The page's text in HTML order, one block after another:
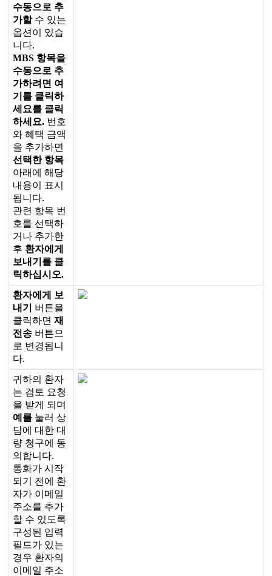
수동으로 추
가할 수 있는
옵션 이 있습
니 다.
MBS 항목을
수동으로 추
가하려 면 여
기 를 클릭하
세 요를 클릭
하세 요. 번 호
와 혜 택 금액
을 추가하면
선 택한 항목
아래 에 해 당
내 용이 표시
됩니 다.
관련 항목 번
호를 선 택하
거 나 추가한
후 환자에 게
보내 기 를 클
릭하십시 오.
환자에 게
보
내 기 버 튼을
클릭하면 재
전 송 버 튼으
로 변 경됩니
다.
귀 하의 환자
는 검 토 요청
을 받게 되 며
예 를 눌러 상
담에 대 한 대
량 청구에 동
의 합니 다.
통화가 시 작
되 기 전 에 환
자가 이 메 일
주소를 추가
할 수 있 도록
구성된 입력
필 드가 있는
경우 환자의
이 메 일 주소